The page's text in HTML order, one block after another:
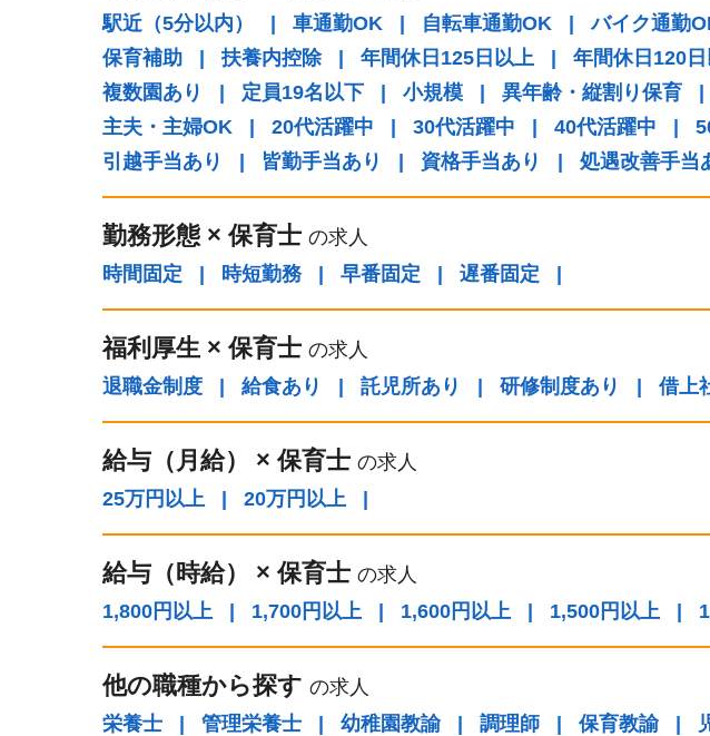
駅近（5分以内）
| 車通勤OK | 自転車通勤OK | バイク通勤
保育補助
| 扶養内控除 | 年間休日125日以上 | 年間休日120
複数園あり
| 定員19名以下 | 小規模 | 異年齢・縦割り保育 |
主夫・主婦OK
| 20代活躍中 | 30代活躍中 | 40代活躍中 |
引越手当あり
| 皆勤手当あり | 資格手当あり | 処遇改善手当
勤務形態 × 保育士 の求人
時間固定
| 時短勤務 | 早番固定 | 遅番固定 |
福利厚生 × 保育士 の求人
退職金制度
| 給食あり | 託児所あり | 研修制度あり | 借上
給与（⽉給） × 保育士 の求人
25万円以上
| 20万円以上 |
給与（時給） × 保育士 の求人
1,800円以上
| 1,700円以上 | 1,600円以上 | 1,500円以上 |
他の職種から探す の求人
栄養士
| 管理栄養士 | 幼稚園教諭 | 調理師 | 保育教諭 |